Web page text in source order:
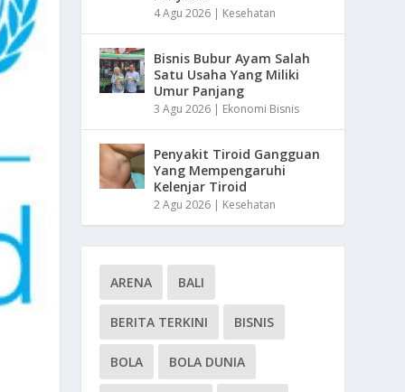
4 Agu 2026 | Kesehatan
Bisnis Bubur Ayam Salah
Satu Usaha Yang Miliki
Umur Panjang
3 Agu 2026 | Ekonomi Bisnis
Penyakit Tiroid Gangguan
Yang Mempengaruhi
Kelenjar Tiroid
2 Agu 2026 | Kesehatan
ARENA BALI
BERITA TERKINI BISNIS
BOLA BOLA DUNIA